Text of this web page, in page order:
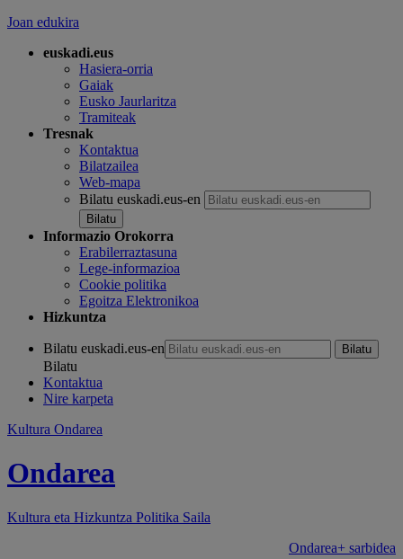
Joan edukira
euskadi.eus
Hasiera-orria
Gaiak
Eusko Jaurlaritza
Tramiteak
Tresnak
Kontaktua
Bilatzailea
Web-mapa
Bilatu euskadi.eus-en
Informazio Orokorra
Erabilerraztasuna
Lege-informazioa
Cookie politika
Egoitza Elektronikoa
Hizkuntza
Bilatu euskadi.eus-en
Bilatu
Kontaktua
Nire karpeta
Kultura Ondarea
Ondarea
Kultura eta Hizkuntza Politika Saila
Ondarea+ sarbidea